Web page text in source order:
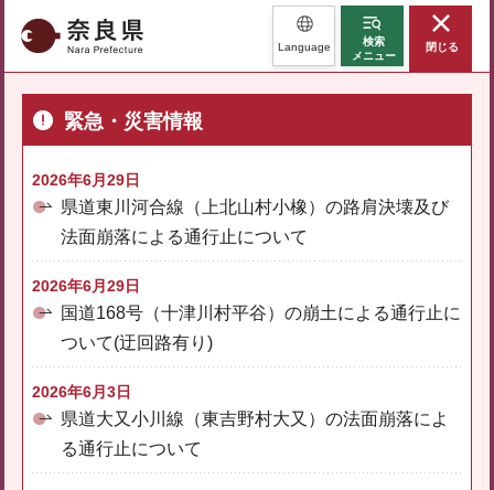
奈良県 Language
検索
メニュー
閉じる
緊急・災害情報
2026年6月29日
県道東川河合線（上北山村小橡）の路肩決壊及び
法面崩落による通行止について
2026年6月29日
国道168号（十津川村平谷）の崩土による通行止に
ついて(迂回路有り)
2026年6月3日
県道大又小川線（東吉野村大又）の法面崩落によ
る通行止について